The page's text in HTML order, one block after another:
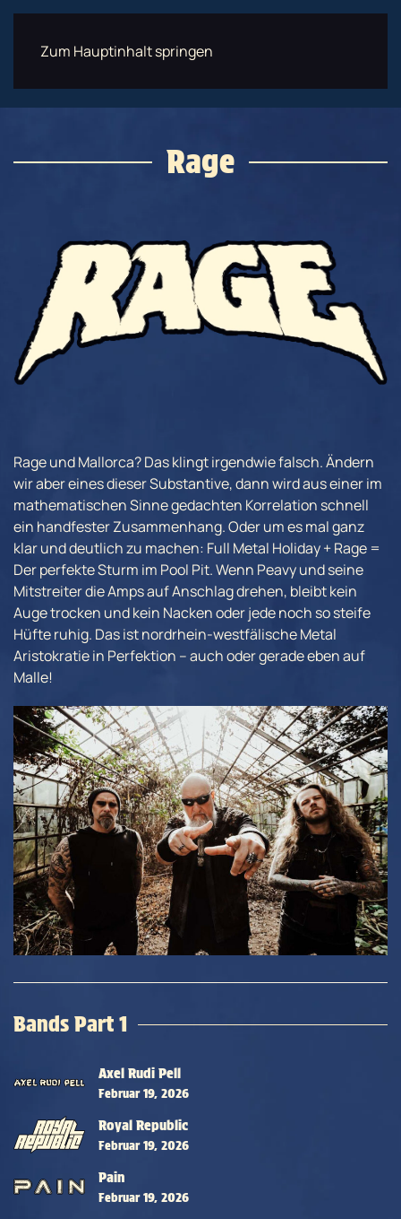
Zum Hauptinhalt springen
JETZT BUCHEN
Rage
Rage und Mallorca? Das klingt irgendwie falsch. Ändern
wir aber eines dieser Substantive, dann wird aus einer im
mathematischen Sinne gedachten Korrelation schnell
ein handfester Zusammenhang. Oder um es mal ganz
klar und deutlich zu machen: Full Metal Holiday + Rage =
Der perfekte Sturm im Pool Pit. Wenn Peavy und seine
Mitstreiter die Amps auf Anschlag drehen, bleibt kein
Auge trocken und kein Nacken oder jede noch so steife
Hüfte ruhig. Das ist nordrhein-westfälische Metal
Aristokratie in Perfektion – auch oder gerade eben auf
Malle!
Bands Part 1
Axel Rudi Pell
Februar 19, 2026
Royal Republic
Februar 19, 2026
Pain
Februar 19, 2026